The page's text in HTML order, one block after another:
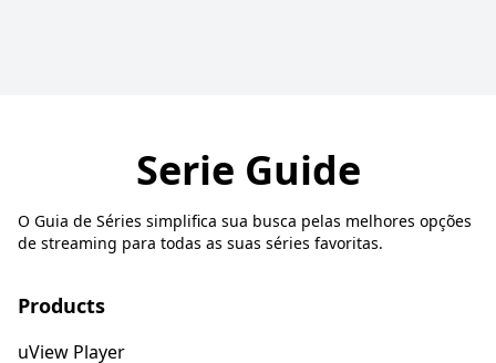
Serie Guide
O Guia de Séries simplifica sua busca pelas melhores opções
de streaming para todas as suas séries favoritas.
Products
uView Player